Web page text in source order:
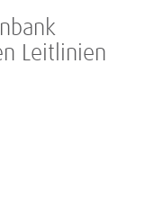
Leitlinien